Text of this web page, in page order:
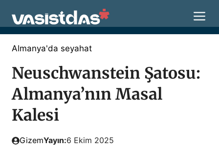
atla
Almanya'da seyahat
Neuschwanstein Şatosu:
Almanya’nın Masal
Kalesi
GizemYayın:6 Ekim 2025